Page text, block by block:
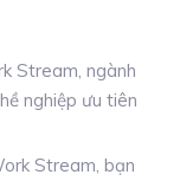
Stream, ngành
nghiệp ưu tiên
Stream, bạn